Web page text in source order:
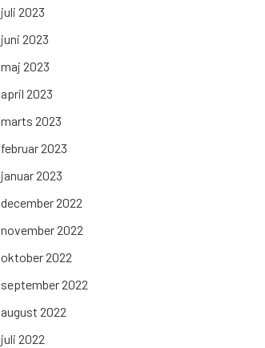
juli 2023
juni 2023
maj 2023
april 2023
marts 2023
februar 2023
januar 2023
december 2022
november 2022
oktober 2022
september 2022
august 2022
juli 2022